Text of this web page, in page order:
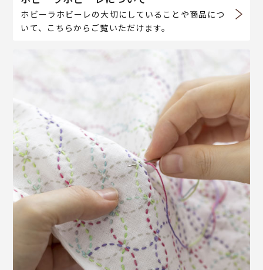
ホビーラホビーレの大切にしていることや商品につ
いて、こちらからご覧いただけます。